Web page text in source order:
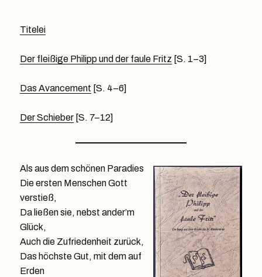
Titelei
Der fleißige Philipp und der faule Fritz [S. 1–3]
Das Avancement [S. 4–6]
Der Schieber[S. 7–12]
Als aus dem schönen Paradies
Die ersten Menschen Gott
verstieß,
Da ließen sie, nebst ander’m
Glück,
Auch die Zufriedenheit zurück,
Das höchste Gut, mit dem auf
Erden